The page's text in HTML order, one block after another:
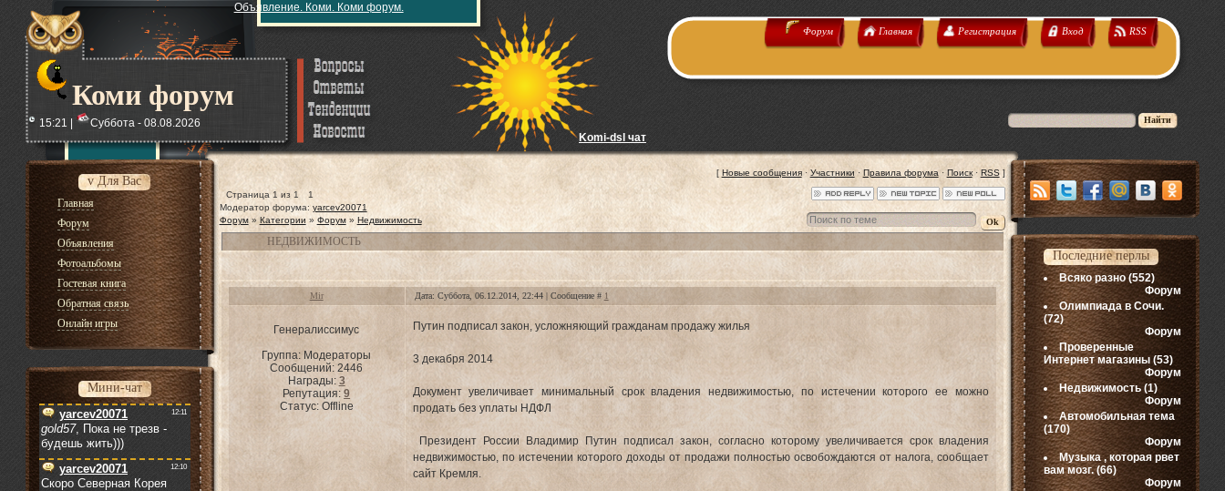
Коми форум
Объявление. Коми. Коми форум.
Форум Главная Регистрация Вход RSS
15:21 |
Суббота - 08.08.2026
Komi-dsl чат
v Для Вас
Главная
Форум
Объявления
Фотоальбомы
Гостевая книга
Обратная связь
Онлайн игры
Мини-чат
[ Новые сообщения· Участники · Правила форума · Поиск· RSS]
Страница 1 из 1
1
Модератор форума: yarcev20071
Форум » Категории » Форум » Недвижимость
НЕДВИЖИМОСТЬ
Mir Дата: Суббота, 06.12.2014, 22:44 | Сообщение # 1
Генералиссимус
Группа: Модераторы
Сообщений:2446
Награды: 3
Репутация:9
Статус: Offline
Путин подписал закон, усложняющий гражданам продажу жилья
3 декабря 2014
Документ увеличивает минимальный срок владения недвижимостью, по истечении которого ее можно
продать без уплаты НДФЛ
Президент России Владимир Путин подписал закон, согласно которому увеличивается срок владения
недвижимостью, по истечении которого доходы от продажи полностью освобождаются от налога, сообщает
сайт Кремля.
Последние перлы
Всяко разно (552)
Форум
Олимпиада в Сочи.
(72)
Форум
Проверенные
Интернет магазины (53)
Форум
Недвижимость (1)
Форум
Автомобильная тема
(170)
Форум
Музыка , которая рвет
вам мозг. (66)
Форум